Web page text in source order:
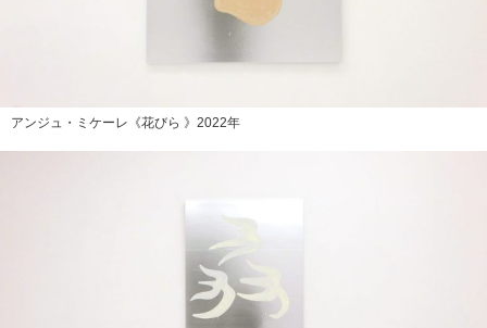
アンジュ・ミケーレ《花びら 》2022年